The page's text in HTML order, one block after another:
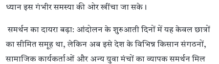
ध्यान इस गंभीर समस्या की ओर खींचा जा सके।
समर्थन का दायरा बढ़ा: आंदोलन के शुरुआती दिनों में यह केवल छात्रों
का सीमित समूह था, लेकिन अब इसे देश के विभिन्न किसान संगठनों,
सामाजिक कार्यकर्ताओं और अन्य युवा मंचों का व्यापक समर्थन मिल